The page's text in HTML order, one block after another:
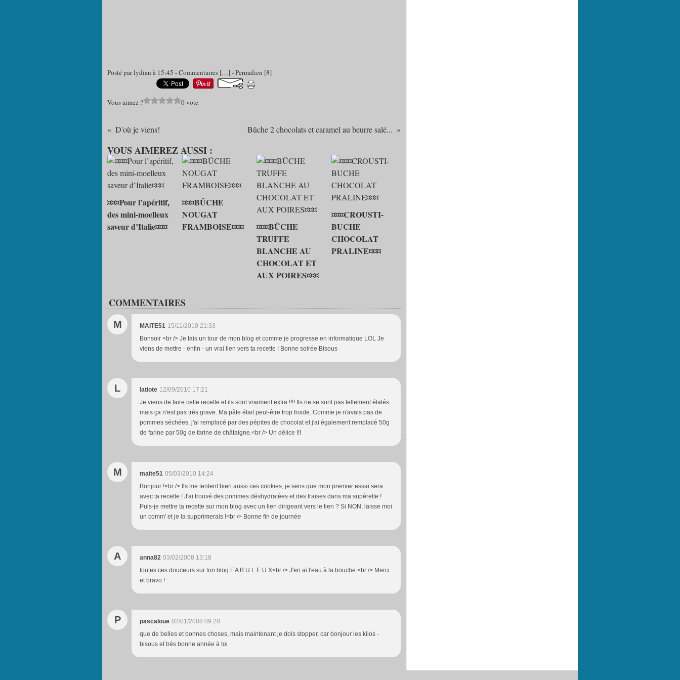
Posté par lydian à 15:45 -Commentaires […]- Permalien [#]
Vous aimez ? 0 vote
D'où je viens! Bûche 2 chocolats et caramel au beurre salé...
VOUS AIMEREZ AUSSI :
¤¤¤Pour l’apéritif,
des mini-moelleux
saveur d’Italie¤¤¤
¤¤¤BÛCHE
NOUGAT
FRAMBOISE¤¤¤
¤¤¤BÛCHE
TRUFFE
BLANCHE AU
CHOCOLAT ET
AUX POIRES¤¤¤
¤¤¤CROUSTI-
BUCHE
CHOCOLAT
PRALINE¤¤¤
COMMENTAIRES
M MAITE51 15/11/2010 21:33
Bonsoir <br /> Je fais un tour de mon blog et comme je progresse en informatique LOL Je
viens de mettre - enfin - un vrai lien vers ta recette ! Bonne soirée Bisous
L latiote 12/09/2010 17:21
Je viens de faire cette recette et ils sont vraiment extra !!!! Ils ne se sont pas tellement étalés
mais ça n'est pas très grave. Ma pâte était peut-être trop froide. Comme je n'avais pas de
pommes séchées, j'ai remplacé par des pépites de chocolat et j'ai également remplacé 50g
de farine par 50g de farine de châtaigne.<br /> Un délice !!!
M maite51 05/03/2010 14:24
Bonjour !<br /> Ils me tentent bien aussi ces cookies, je sens que mon premier essai sera
avec ta recette ! J'ai trouvé des pommes déshydratées et des fraises dans ma supérette !
Puis-je mettre ta recette sur mon blog avec un lien dirigeant vers le tien ? Si NON, laisse moi
un comm' et je la supprimerais !<br /> Bonne fin de journée
A anna82 03/02/2008 13:18
toutes ces douceurs sur ton blog F A B U L E U X<br /> J'en ai l'eau à la bouche.<br /> Merci
et bravo !
P pascaloue 02/01/2008 09:20
que de belles et bonnes choses, mais maintenant je dois stopper, car bonjour les kilos -
bisous et trés bonne année à toi